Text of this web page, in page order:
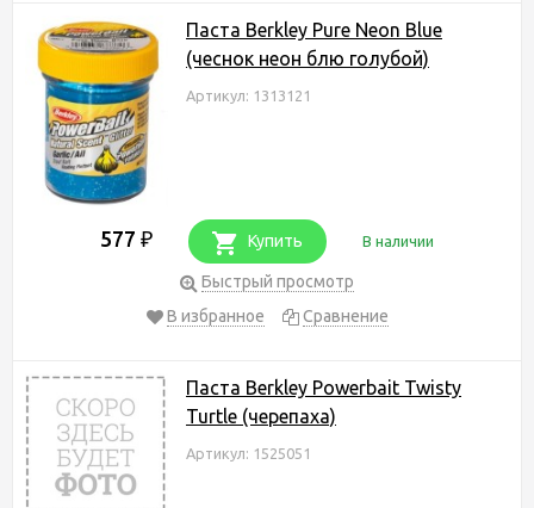
Паста Berkley Pure Neon Blue
(чеснок неон блю голубой)
Артикул: 1313121
577 ₽ Купить В наличии
Быстрый просмотр
В избранное
Сравнение
Паста Berkley Powerbait Twisty
Turtle (черепаха)
Артикул: 1525051